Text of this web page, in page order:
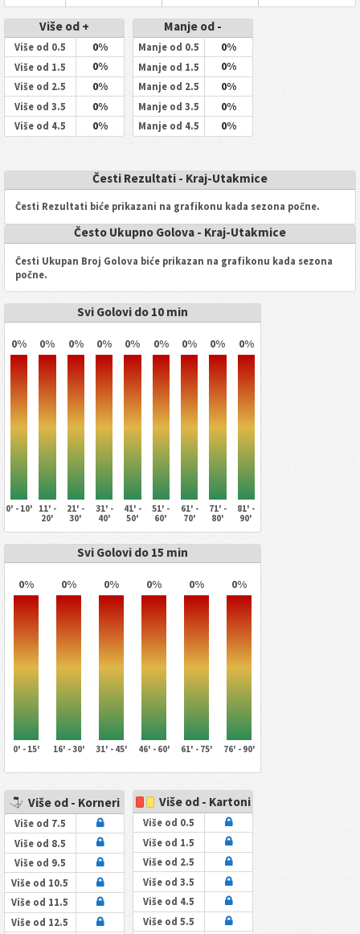
Više od +
Više od 0.5 0%
Više od 1.5 0%
Više od 2.5 0%
Više od 3.5 0%
Više od 4.5 0%
Manje od -
Manje od 0.5 0%
Manje od 1.5 0%
Manje od 2.5 0%
Manje od 3.5 0%
Manje od 4.5 0%
Česti Rezultati - Kraj-Utakmice
Česti Rezultati biće prikazani na grafikonu kada sezona počne.
Često Ukupno Golova - Kraj-Utakmice
Česti Ukupan Broj Golova biće prikazan na grafikonu kada sezona
počne.
Svi Golovi do 10 min
0% 0% 0% 0% 0% 0% 0% 0% 0%
0' - 10'
11' -
20'
21' -
30'
31' -
40'
41' -
50'
51' -
60'
61' -
70'
71' -
80'
81' -
90'
Svi Golovi do 15 min
0% 0% 0% 0% 0% 0%
0' - 15' 16' - 30' 31' - 45' 46' - 60' 61' - 75' 76' - 90'
Više od - Korneri
Više od 7.5
Više od 8.5
Više od 9.5
Više od 10.5
Više od 11.5
Više od 12.5
Više od - Kartoni
Više od 0.5
Više od 1.5
Više od 2.5
Više od 3.5
Više od 4.5
Više od 5.5